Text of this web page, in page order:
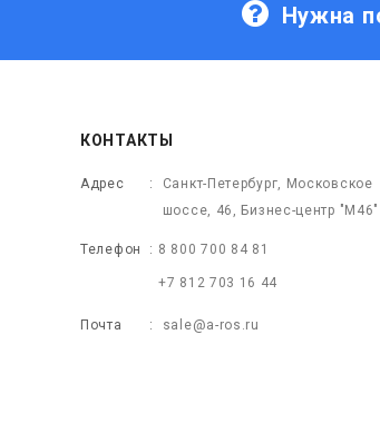
Нужна
КОНТАКТЫ
Адрес
Санкт-Петербург, Московское
шоссе, 46, Бизнес-центр "М46"
Телефон 8 800 700 84 81
+7 812 703 16 44
Почта sale@a-ros.ru